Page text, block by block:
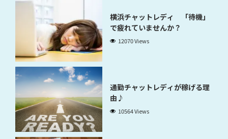
横浜チャットレディ 「待機」
で疲れていませんか？
12070 Views
通勤チャットレディが稼げる理
由♪
10564 Views